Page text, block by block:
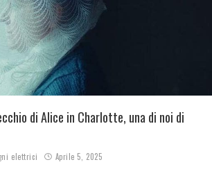
di Alice in Charlotte, una di noi di
elettrici Aprile 5, 2025